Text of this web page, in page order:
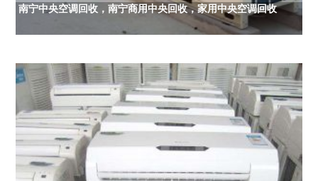
南宁中央空调回收，南宁商用中央回收，家用中央空调回收